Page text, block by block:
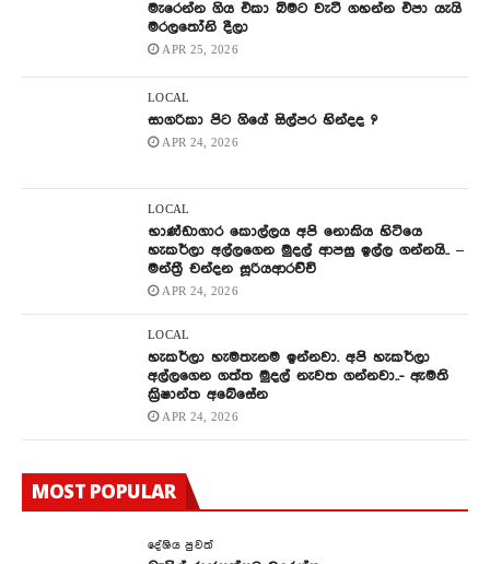
මැරෙන්න ගිය එකා බිමට වැටී ගහන්න එපා යැයි
මරලතෝනි දීලා
APR 25, 2026
LOCAL
සාගරිකා පිට ගියේ සිල්පර හින්දද ?
APR 24, 2026
LOCAL
භාණ්ඩාගාර කොල්ලය අපි නොකිය හිටියෙ
හැකර්ලා අල්ලගෙන මුදල් ආපසු ඉල්ල ගන්නයි.. –
මන්ත්‍රී චන්දන සූරියආරච්චි
APR 24, 2026
LOCAL
හැකර්ලා හැමතැනම ඉන්නවා. අපි හැකර්ලා
අල්ලගෙන ගත්ත මුදල් නැවත ගන්නවා..- ඇමති
ක්‍රිෂාන්ත අබේසේන
APR 24, 2026
MOST POPULAR
දේශිය පුවත්